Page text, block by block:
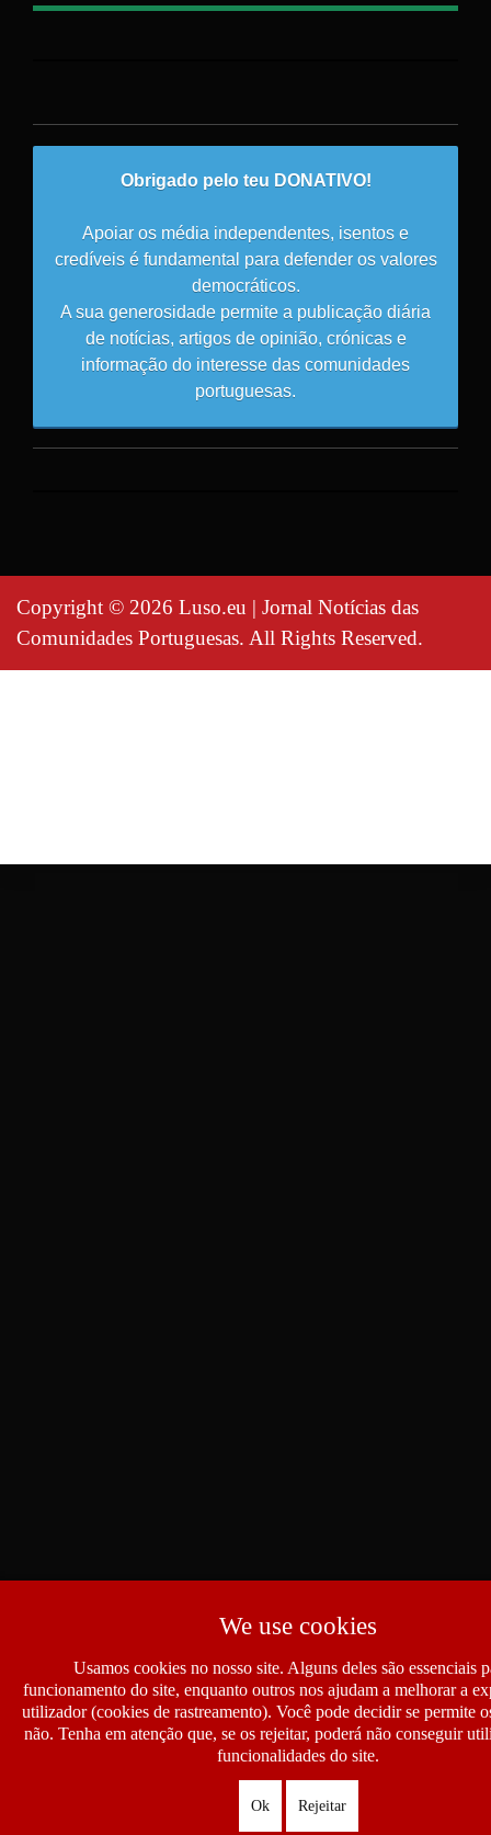
Obrigado pelo teu DONATIVO!
Apoiar os média independentes, isentos e
credíveis é fundamental para defender os valores
democráticos.
A sua generosidade permite a publicação diária
de notícias, artigos de opinião, crónicas e
informação do interesse das comunidades
portuguesas.
Copyright © 2026 Luso.eu | Jornal Notícias das
Comunidades Portuguesas. All Rights Reserved.
We use cookies
Usamos cookies no nosso site. Alguns deles são essenciais
funcionamento do site, enquanto outros nos ajudam a melhorar a
utilizador (cookies de rastreamento). Você pode decidir se permite
não. Tenha em atenção que, se os rejeitar, poderá não conseguir
funcionalidades do site.
Ok Rejeitar